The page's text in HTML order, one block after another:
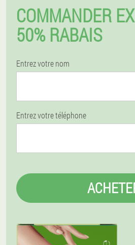
COMMANDER
50% RABAIS
Entrez votre nom
Entrez votre téléphone